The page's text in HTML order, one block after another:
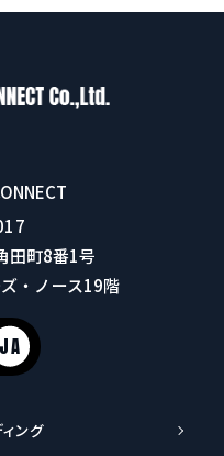
田町8番1号
・ノース19階
JA
ング